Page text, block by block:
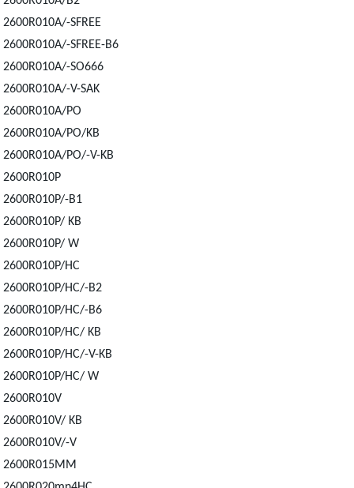
2600R010A/-SFREE
2600R010A/-SFREE-B6
2600R010A/-SO666
2600R010A/-V-SAK
2600R010A/PO
2600R010A/PO/KB
2600R010A/PO/-V-KB
2600R010P
2600R010P/-B1
2600R010P/ KB
2600R010P/ W
2600R010P/HC
2600R010P/HC/-B2
2600R010P/HC/-B6
2600R010P/HC/ KB
2600R010P/HC/-V-KB
2600R010P/HC/ W
2600R010V
2600R010V/ KB
2600R010V/-V
2600R015MM